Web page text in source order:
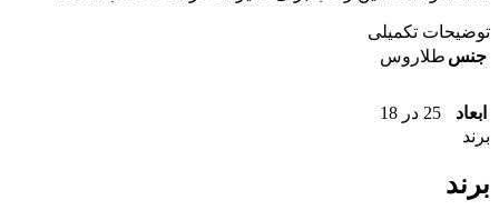
توضیحات تکمیلی
جنس طلاروس
ابعاد
25 در 18
برند
برند